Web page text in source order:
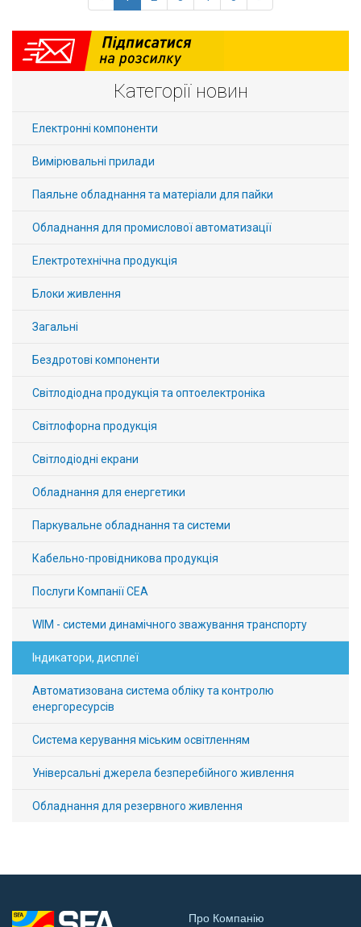
Категорії новин
Електронні компоненти
Вимірювальні прилади
Паяльне обладнання та матеріали для пайки
Обладнання для промислової автоматизації
Електротехнічна продукція
Блоки живлення
Загальні
Бездротові компоненти
Світлодіодна продукція та оптоелектроніка
Світлофорна продукція
Світлодіодні екрани
Обладнання для енергетики
Паркувальне обладнання та системи
Кабельно-провідникова продукція
Послуги Компанії СЕА
WIM - системи динамічного зважування транспорту
Індикатори, дисплеї
Автоматизована система обліку та контролю
енергоресурсів
Система керування міським освітленням
Універсальні джерела безперебійного живлення
Обладнання для резервного живлення
Про Компанію